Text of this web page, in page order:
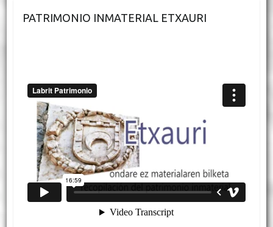
PATRIMONIO INMATERIAL ETXAURI